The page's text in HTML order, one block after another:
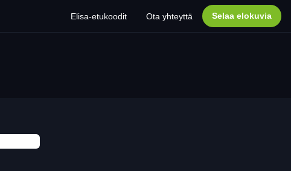
Elisa-etukoodit Ota yhteyttä Selaa elokuvia